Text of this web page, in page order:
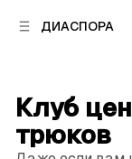
ДИАСПОРА
Клуб
трюков